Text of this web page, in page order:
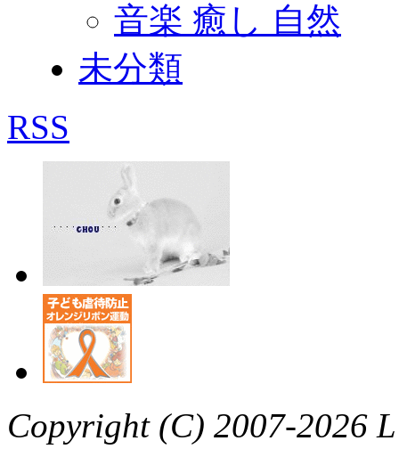
音楽 癒し 自然
未分類
RSS
Copyright (C) 2007-2026